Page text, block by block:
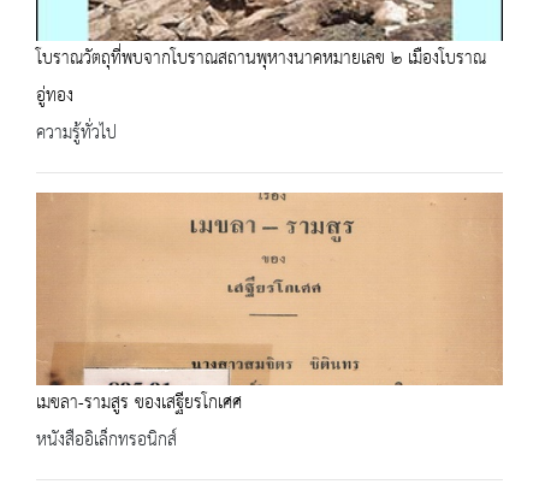
โบราณวัตถุที่พบจากโบราณสถานพุหางนาคหมายเลข ๒ เมืองโบราณ
อู่ทอง
ความรู้ทั่วไป
เมขลา-รามสูร ของเสฐียรโกเศศ
หนังสืออิเล็กทรอนิกส์